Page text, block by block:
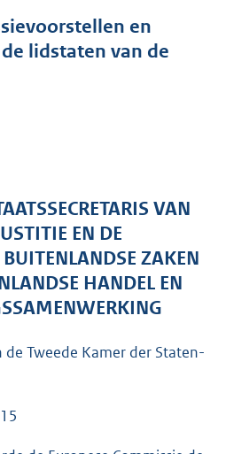
s
g
6
K
en
lidstaten van de
VAN
EN DE
ZAKEN
HANDEL EN
Tweede Kamer der Staten-